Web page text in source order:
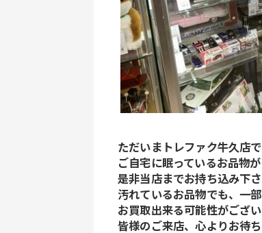
ただいまトレファク牛久店
ご自宅に眠っているお品物
是非当店までお持ち込み下
汚れているお品物でも、一
お買取出来る可能性がござい
皆様のご来店、心よりお待